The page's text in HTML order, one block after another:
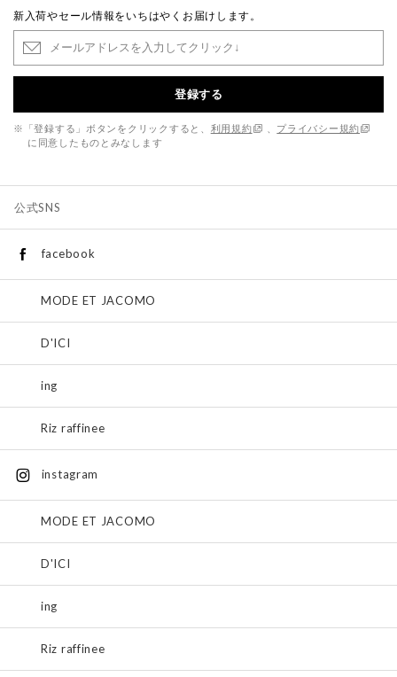
新入荷やセール情報をいちはやくお届けします。
登録する
※「登録する」ボタンをクリックすると、 利用規約
プライバシー規約
に同意したものとみなします
公式SNS
facebook
MODE ET JACOMO
D'ICI
ing
Riz raffinee
instagram
MODE ET JACOMO
D'ICI
ing
Riz raffinee